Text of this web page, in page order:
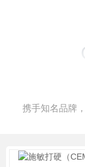
现货率达 93%，
携手知名品牌